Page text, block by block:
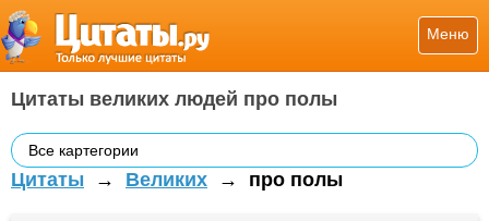
Меню
Цитаты великих людей про полы
Все картегории
Цитаты → Великих → про полы